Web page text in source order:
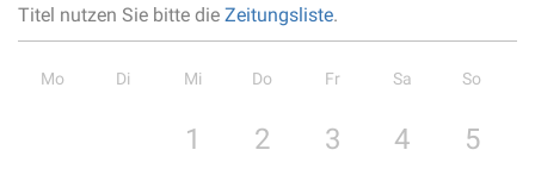
Titel nutzen Sie bitte die Zeitungsliste.
Mo Di Mi Do Fr Sa So
1 2 3 4 5